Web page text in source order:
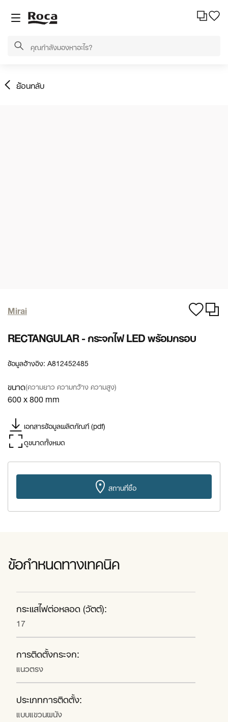
ย้อนกลับ
Mirai
RECTANGULAR - กระจกไฟ LED พร้อมกรอบ
ข้อมูลอ้างอิง:A812452485
ขนาด(ความยาว ความกว้าง ความสูง)
600 x 800 mm
เอกสารข้อมูลผลิตภัณฑ์ (pdf)
ดูขนาดทั้งหมด
สถานที่ซื้อ
ข้อกำหนดทางเทคนิค
กระแสไฟต่อหลอด (วัตต์):
17
การติดตั้งกระจก:
แนวตรง
ประเภทการติดตั้ง:
แบบแขวนผนัง